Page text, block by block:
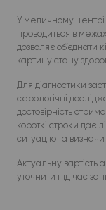
У медичному центрі
проводиться в
дозволяє об’єднати
картину стану
Для діагностики
серологічні
достовірність
короткі строки дає
ситуацію та
Актуальну вартість
уточнити під час